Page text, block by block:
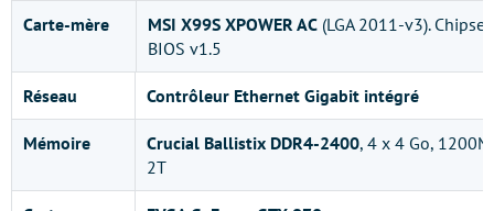
Carte-mère MSI X99S XPOWER AC (LGA 2011-v3).
BIOS v1.5
Réseau Contrôleur Ethernet Gigabit intégré
Mémoire Crucial Ballistix DDR4-2400, 4 x 4 Go,
2T